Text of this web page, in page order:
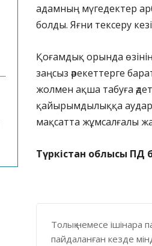
адамның мүгедектер
болды. Яғни тексеру
Қоғамдық орында
заңсыз әрекеттерге
жолмен ақша табуға
қайырымдылыққа
мақсатта жұмсалғалы
Түркістан облысы ПД
Толық немесе ішінара
пайдаланған кезде